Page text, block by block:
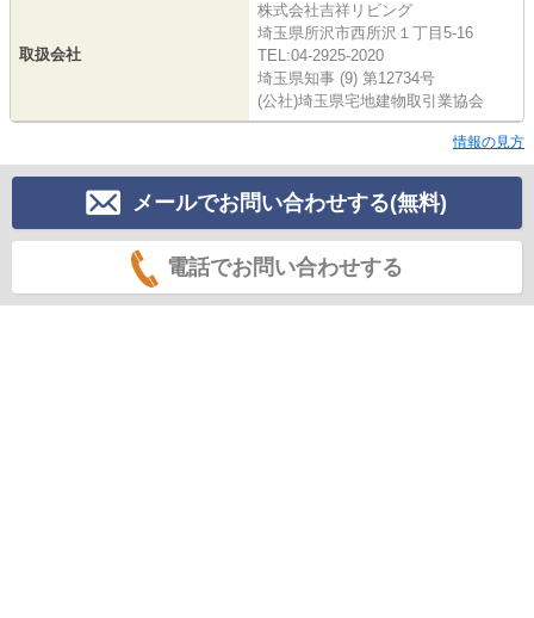
取扱会社
株式会社吉祥リビング
埼玉県所沢市西所沢１丁目5-16
TEL:04-2925-2020
埼玉県知事 (9) 第12734号
(公社)埼玉県宅地建物取引業協会
情報の見方
メールでお問い合わせする(無料)
電話でお問い合わせする